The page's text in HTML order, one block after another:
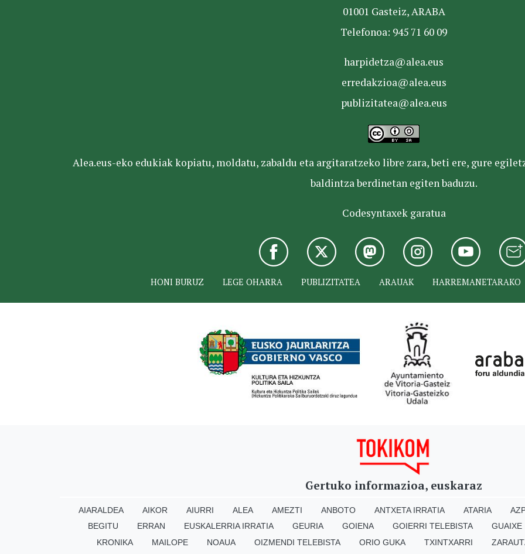
01001 Gasteiz, ARABA
Telefonoa: 945 71 60 09
harpidetza@alea.eus
erredakzioa@alea.eus
publizitatea@alea.eus
Alea.eus-eko edukiak kopiatu, moldatu, zabaldu eta argitaratzeko libre zara, beti ere, gure
baldintza berdinetan egiten baduzu.
Codesyntaxek garatua
HONI BURUZ LEGE OHARRA PUBLIZITATEA ARAUAK HARREMANETARAKO
Gertuko informazioa, euskaraz
AIARALDEA AIKOR AIURRI ALEA AMEZTI ANBOTO ANTXETA IRRATIA ATARIA
BEGITU
ERRAN EUSKALERRIA IRRATIA GEURIA GOIENA GOIERRI TELEBISTA GUAIXE
KRONIKA
MAILOPE NOAUA OIZMENDI TELEBISTA ORIO GUKA TXINTXARRI